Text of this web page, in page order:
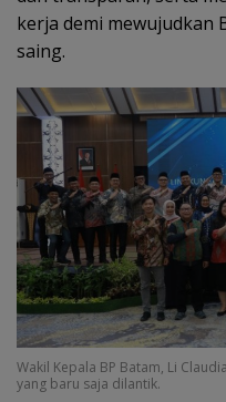
kerja demi mewujudkan
saing.
Wakil Kepala BP Batam, Li
yang baru saja dilantik.